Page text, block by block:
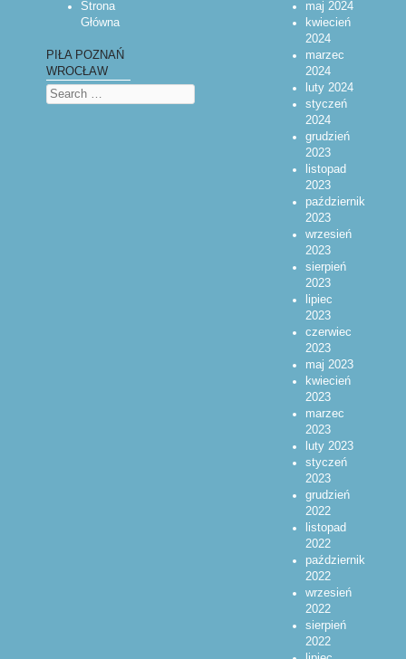
Strona
Główna
PIŁA POZNAŃ
WROCŁAW
Search
maj 2024
kwiecień
2024
marzec
2024
luty 2024
styczeń
2024
grudzień
2023
listopad
2023
październik
2023
wrzesień
2023
sierpień
2023
lipiec
2023
czerwiec
2023
maj 2023
kwiecień
2023
marzec
2023
luty 2023
styczeń
2023
grudzień
2022
listopad
2022
październik
2022
wrzesień
2022
sierpień
2022